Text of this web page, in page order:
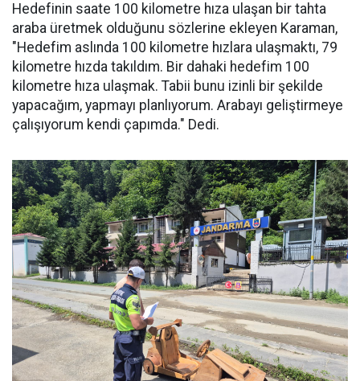
Hedefinin saate 100 kilometre hıza ulaşan bir tahta
araba üretmek olduğunu sözlerine ekleyen Karaman,
"Hedefim aslında 100 kilometre hızlara ulaşmaktı, 79
kilometre hızda takıldım. Bir dahaki hedefim 100
kilometre hıza ulaşmak. Tabii bunu izinli bir şekilde
yapacağım, yapmayı planlıyorum. Arabayı geliştirmeye
çalışıyorum kendi çapımda." Dedi.